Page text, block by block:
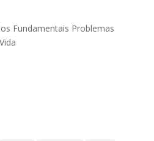
Fundamentais Problemas